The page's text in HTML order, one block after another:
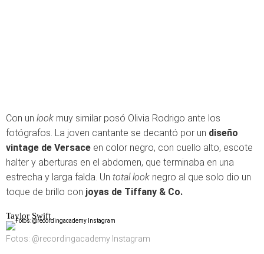
Con un look muy similar posó Olivia Rodrigo ante los
fotógrafos. La joven cantante se decantó por un diseño
vintage de Versace en color negro, con cuello alto, escote
halter y aberturas en el abdomen, que terminaba en una
estrecha y larga falda. Un total look negro al que solo dio un
toque de brillo con joyas de Tiffany & Co.
Taylor Swift
Fotos: @recordingacademy Instagram